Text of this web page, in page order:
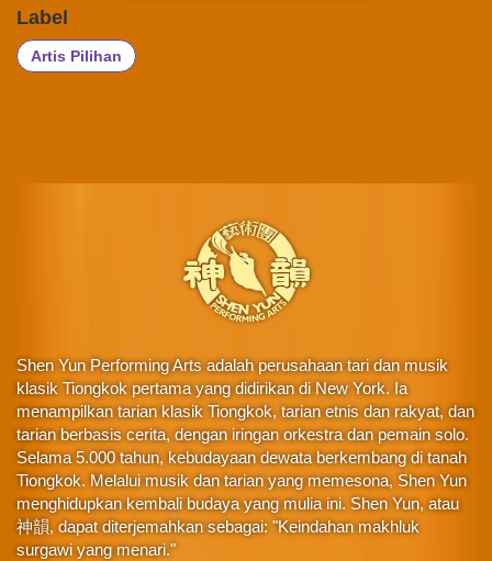
Label
Artis Pilihan
Shen Yun Performing Arts adalah perusahaan tari dan musik
klasik Tiongkok pertama yang didirikan di New York. Ia
menampilkan tarian klasik Tiongkok, tarian etnis dan rakyat, dan
tarian berbasis cerita, dengan iringan orkestra dan pemain solo.
Selama 5.000 tahun, kebudayaan dewata berkembang di tanah
Tiongkok. Melalui musik dan tarian yang memesona, Shen Yun
menghidupkan kembali budaya yang mulia ini. Shen Yun, atau
神韻, dapat diterjemahkan sebagai: "Keindahan makhluk
surgawi yang menari."